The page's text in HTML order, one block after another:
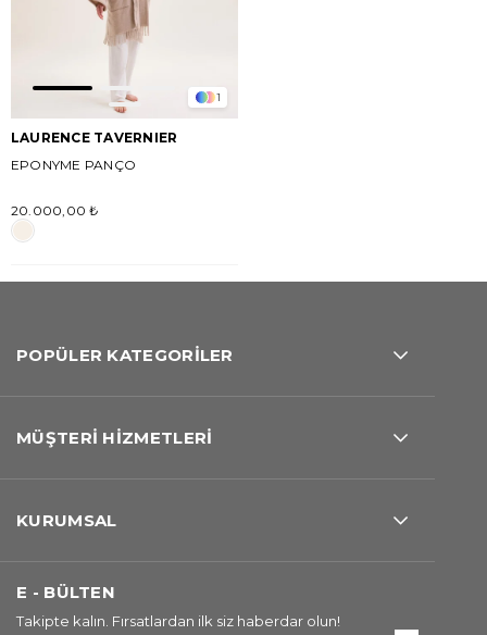
1
LAURENCE TAVERNIER
EPONYME PANÇO
20.000,00 ₺
POPÜLER KATEGORİLER
MÜŞTERİ HİZMETLERİ
KURUMSAL
E - BÜLTEN
Takipte kalın. Fırsatlardan ilk siz haberdar olun!